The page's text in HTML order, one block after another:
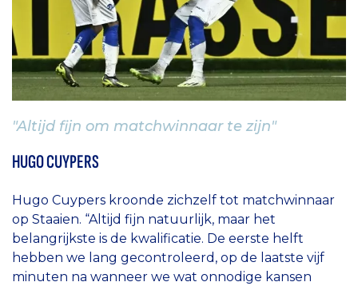
"Altijd fijn om matchwinnaar te zijn"
HUGO CUYPERS
Hugo Cuypers kroonde zichzelf tot matchwinnaar
op Staaien. “Altijd fijn natuurlijk, maar het
belangrijkste is de kwalificatie. De eerste helft
hebben we lang gecontroleerd, op de laatste vijf
minuten na wanneer we wat onnodige kansen